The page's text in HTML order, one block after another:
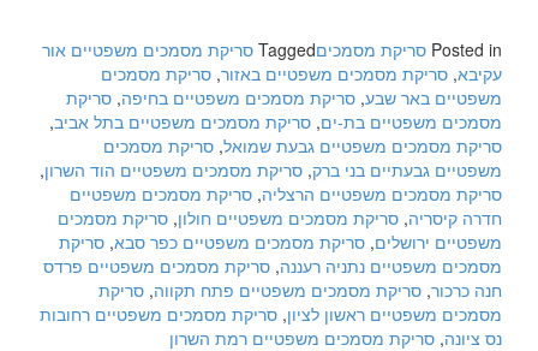
מסמכים
מהי
Posted in סריקת מסמכיםTagged סריקת מסמכים משפטיים אור
עקיבא, סריקת מסמכים משפטיים באזור, סריקת מסמכים
משפטיים באר שבע, סריקת מסמכים משפטיים בחיפה, סריקת
מסמכים משפטיים בת-ים, סריקת מסמכים משפטיים בתל אביב,
סריקת מסמכים משפטיים גבעת שמואל, סריקת מסמכים
משפטיים גבעתיים בני ברק, סריקת מסמכים משפטיים הוד השרון,
סריקת מסמכים משפטיים הרצליה, סריקת מסמכים משפטיים
חדרה קיסריה, סריקת מסמכים משפטיים חולון, סריקת מסמכים
משפטיים ירושלים, סריקת מסמכים משפטיים כפר סבא, סריקת
מסמכים משפטיים נתניה רעננה, סריקת מסמכים משפטיים פרדס
חנה כרכור, סריקת מסמכים משפטיים פתח תקווה, סריקת
מסמכים משפטיים ראשון לציון, סריקת מסמכים משפטיים רחובות
נס ציונה, סריקת מסמכים משפטיים רמת השרון